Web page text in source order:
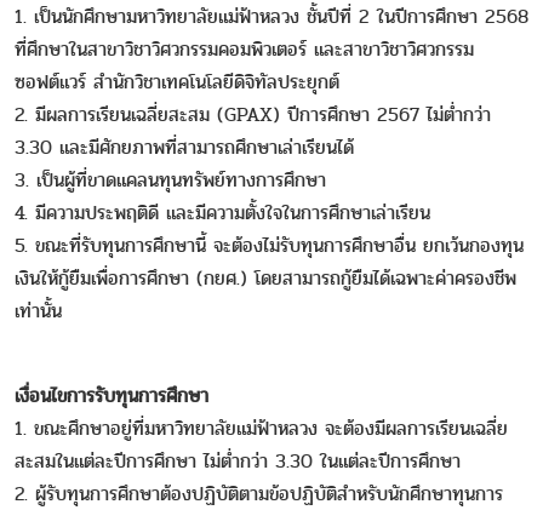
1. เป็นนักศึกษามหาวิทยาลัยแม่ฟ้าหลวง ชั้นปีที่ 2 ในปีการศึกษา 2568
ที่ศึกษาในสาขาวิชาวิศวกรรมคอมพิวเตอร์ และสาขาวิชาวิศวกรรม
ซอฟต์แวร์ สำนักวิชาเทคโนโลยีดิจิทัลประยุกต์
2. มีผลการเรียนเฉลี่ยสะสม (GPAX) ปีการศึกษา 2567 ไม่ต่ำกว่า
3.30 และมีศักยภาพที่สามารถศึกษาเล่าเรียนได้
3. เป็นผู้ที่ขาดแคลนทุนทรัพย์ทางการศึกษา
4. มีความประพฤติดี และมีความตั้งใจในการศึกษาเล่าเรียน
5. ขณะที่รับทุนการศึกษานี้ จะต้องไม่รับทุนการศึกษาอื่น ยกเว้นกองทุน
เงินให้กู้ยืมเพื่อการศึกษา (กยศ.) โดยสามารถกู้ยืมได้เฉพาะค่าครองชีพ
เท่านั้น
เงื่อนไขการรับทุนการศึกษา
1. ขณะศึกษาอยู่ที่มหาวิทยาลัยแม่ฟ้าหลวง จะต้องมีผลการเรียนเฉลี่ย
สะสมในแต่ละปีการศึกษา ไม่ต่ำกว่า 3.30 ในแต่ละปีการศึกษา
2. ผู้รับทุนการศึกษาต้องปฏิบัติตามข้อปฏิบัติสำหรับนักศึกษาทุนการ